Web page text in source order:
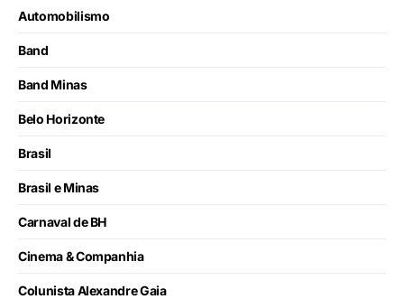
Automobilismo
Band
Band Minas
Belo Horizonte
Brasil
Brasil e Minas
Carnaval de BH
Cinema & Companhia
Colunista Alexandre Gaia